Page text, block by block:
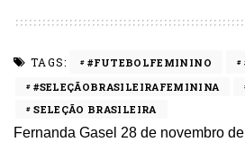
TAGS: #FUTEBOLFEMININO
#SELEÇÃOBRASILEIRAFEMININA
SELEÇÃO BRASILEIRA
Fernanda Gasel 28 de novembro